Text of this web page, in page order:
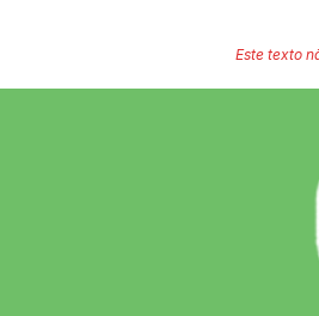
Este texto